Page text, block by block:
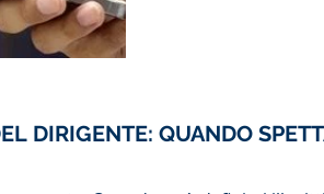
DIRIGENTE: QUANDO